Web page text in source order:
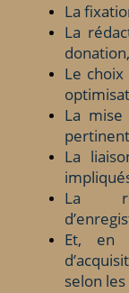
La
La
donation,
Le
La
La
La
Et, en
selon